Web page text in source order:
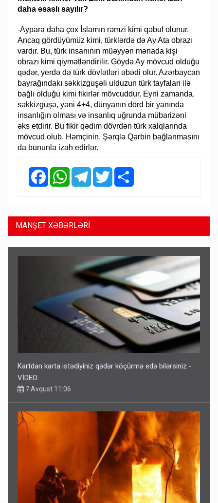
daha əsaslı sayılır?
-Aypara daha çox İslamın rəmzi kimi qəbul olunur.
Ancaq gördüyümüz kimi, türklərdə də Ay Ata obrazı
vardır. Bu, türk insanının müəyyən mənada kişi
obrazı kimi qiymətləndirilir. Göydə Ay mövcud olduğu
qədər, yerdə də türk dövlətləri əbədi olur. Azərbaycan
bayrağındakı səkkizguşəli ulduzun türk tayfaları ilə
bağlı olduğu kimi fikirlər mövcuddur. Eyni zamanda,
səkkizguşə, yəni 4+4, dünyanın dörd bir yanında
insanlığın olması və insanlıq uğrunda mübarizəni
əks etdirir. Bu fikir qədim dövrdən türk xalqlarında
mövcud olub. Həmçinin, Şərqlə Qərbin bağlanmasını
da bununla izah edirlər.
FacebookWhatsAppTelegramTwitter
MANŞET XƏBƏRLƏRİ
Kartdan karta istədiyiniz qədər köçürmə edə bilərsiniz -
VİDEO
7 Avqust 11:06